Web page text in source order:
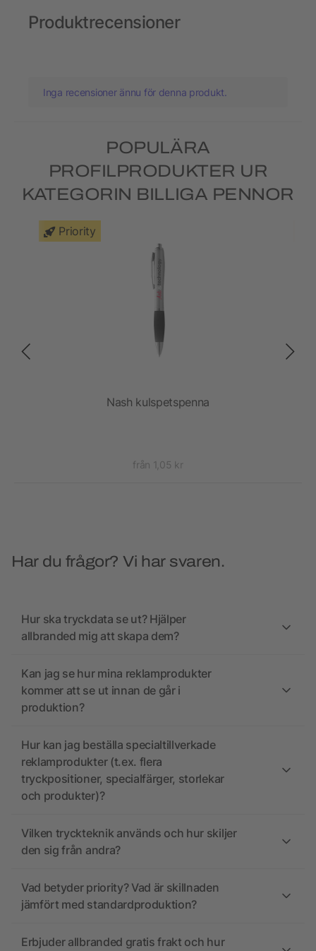
Produktrecensioner
Inga recensioner ännu för denna produkt.
POPULÄRA
PROFILPRODUKTER UR
KATEGORIN BILLIGA PENNOR
Priority
Nash kulspetspenna
från 1,05 kr
Har du frågor? Vi har svaren.
Hur ska tryckdata se ut? Hjälper
allbranded mig att skapa dem?
Kan jag se hur mina reklamprodukter
kommer att se ut innan de går i
produktion?
Hur kan jag beställa specialtillverkade
reklamprodukter (t.ex. flera
tryckpositioner, specialfärger, storlekar
och produkter)?
Vilken tryckteknik används och hur skiljer
den sig från andra?
Vad betyder priority? Vad är skillnaden
jämfört med standardproduktion?
Erbjuder allbranded gratis frakt och hur